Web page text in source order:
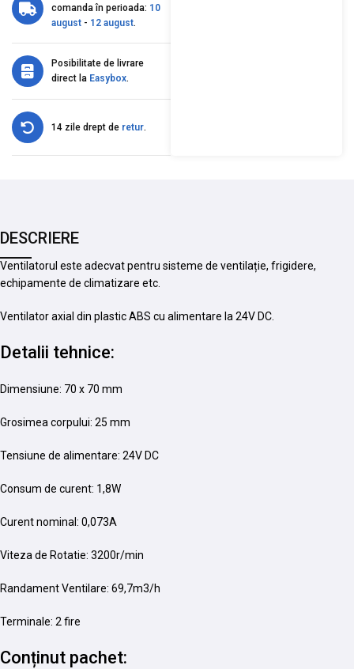
comanda în perioada: 10
august - 12 august.
Posibilitate de livrare
direct la Easybox.
14 zile drept de retur.
DESCRIERE
Ventilatorul este adecvat pentru sisteme de ventilație, frigidere,
echipamente de climatizare etc.
Ventilator axial din plastic ABS cu alimentare la 24V DC.
Detalii tehnice:
Dimensiune: 70 x 70 mm
Grosimea corpului: 25 mm
Tensiune de alimentare: 24V DC
Consum de curent: 1,8W
Curent nominal: 0,073A
Viteza de Rotatie: 3200r/min
Randament Ventilare: 69,7m3/h
Terminale: 2 fire
Conținut pachet: